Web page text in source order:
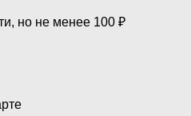
но не менее 100 ₽